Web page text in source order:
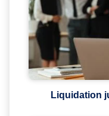
Liquidation